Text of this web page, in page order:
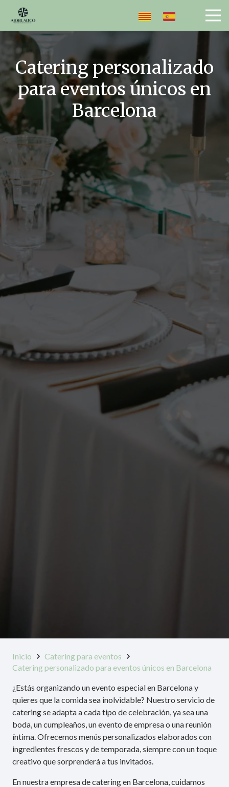
Catering personalizado
para eventos únicos en
Barcelona
Inicio
Catering para eventos
Catering personalizado para eventos únicos en Barcelona
¿Estás organizando un evento especial en Barcelona y
quieres que la comida sea inolvidable? Nuestro servicio de
catering se adapta a cada tipo de celebración, ya sea una
boda, un cumpleaños, un evento de empresa o una reunión
íntima. Ofrecemos menús personalizados elaborados con
ingredientes frescos y de temporada, siempre con un toque
creativo que sorprenderá a tus invitados.
En nuestra empresa de catering en Barcelona, cuidamos